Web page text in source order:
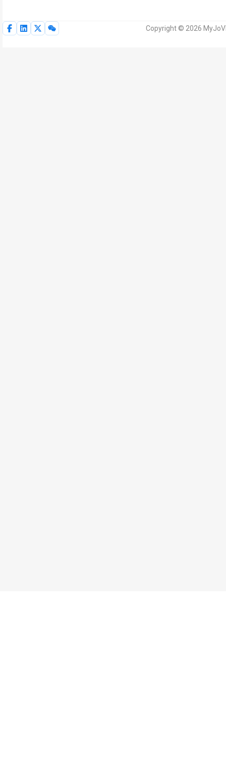
Copyright © 2026